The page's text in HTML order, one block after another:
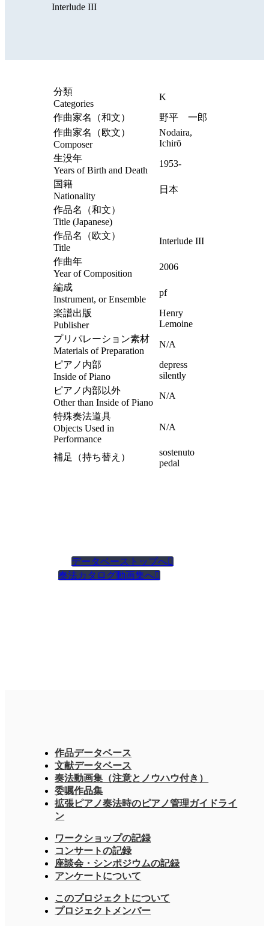
Interlude III
分類
Categories
K
作曲家名（和文）
野平 一郎
作曲家名（欧文）
Composer
Nodaira,
Ichirō
生没年
Years of Birth and Death
1953-
国籍
Nationality
日本
作品名（和文）
Title (Japanese)
作品名（欧文）
Title
Interlude III
作曲年
Year of Composition
2006
編成
Instrument, or Ensemble
pf
楽譜出版
Publisher
Henry
Lemoine
プリパレーション素材
Materials of Preparation
N/A
ピアノ内部
Inside of Piano
depress
silently
ピアノ内部以外
Other than Inside of Piano
N/A
特殊奏法道具
Objects Used in
Performance
N/A
補足（持ち替え）
sostenuto
pedal
データベーストップへ
奏法カタログ動画集へ
作品データベース
文献データベース
奏法動画集（注意とノウハウ付き）
委嘱作品集
拡張ピアノ奏法時のピアノ管理ガイドライ
ン
ワークショップの記録
コンサートの記録
座談会・シンポジウムの記録
アンケートについて
このプロジェクトについて
プロジェクトメンバー